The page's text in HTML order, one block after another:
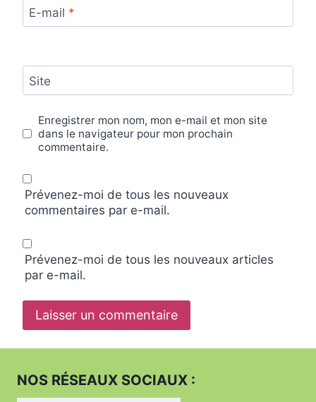
E-mail *
Site
Enregistrer mon nom, mon e-mail et mon site
dans le navigateur pour mon prochain
commentaire.
Prévenez-moi de tous les nouveaux
commentaires par e-mail.
Prévenez-moi de tous les nouveaux articles
par e-mail.
NOS RÉSEAUX SOCIAUX :